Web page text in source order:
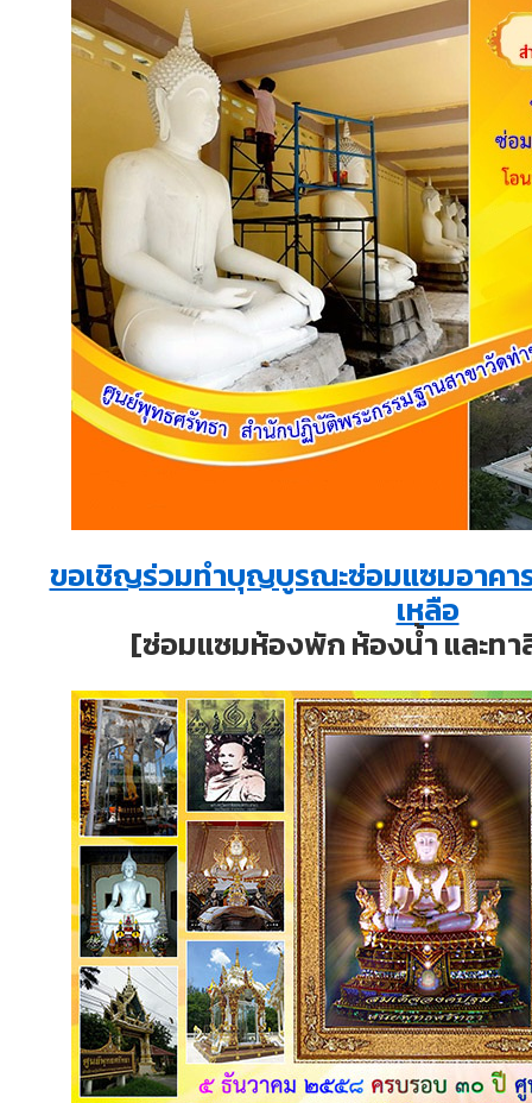
ขอเชิญร่วมทำบุญบูรณะซ่อมแซมอาคา
เหลือ
[ซ่อมแซมห้องพัก ห้องน้ำ และท